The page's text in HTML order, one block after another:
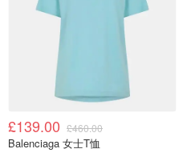
£139.00 £460.00
Balenciaga 女士T恤